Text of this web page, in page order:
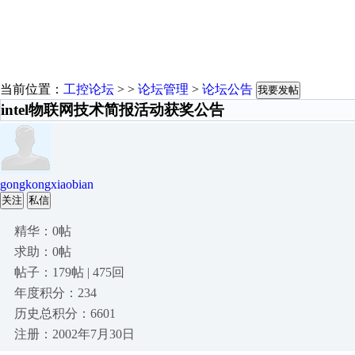
当前位置： 工控论坛 > > 论坛管理 > 论坛公告 我要发帖
intel物联网技术简报活动获奖公告
gongkongxiaobian
关注 私信
精华：0帖
求助：0帖
帖子：179帖 | 475回
年度积分：234
历史总积分：6601
注册：2002年7月30日